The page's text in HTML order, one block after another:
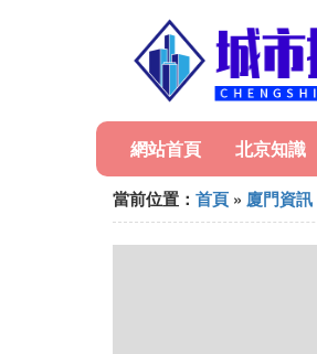
網站首頁 北京知識
當前位置： 首頁 » 廈門資訊